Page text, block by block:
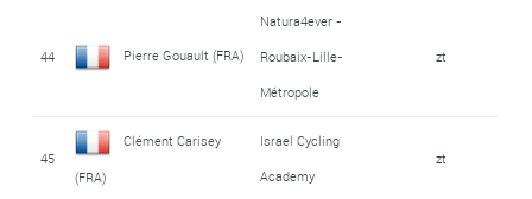
44 Pierre Gouault (FRA)
Natura4ever -
Roubaix-Lille-
Métropole
zt
45
Clément Carisey
(FRA)
Israel Cycling
Academy
zt